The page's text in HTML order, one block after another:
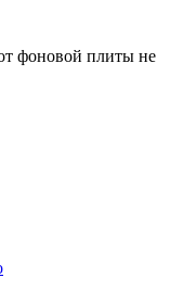
фоновой плиты не